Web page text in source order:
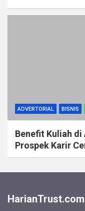
ADVERTORIAL BISNIS
Benefit Kuliah di
Prospek Karir
HarianTrust.com